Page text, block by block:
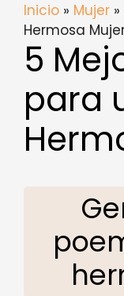
Inicio » Mujer
Hermosa
5
para